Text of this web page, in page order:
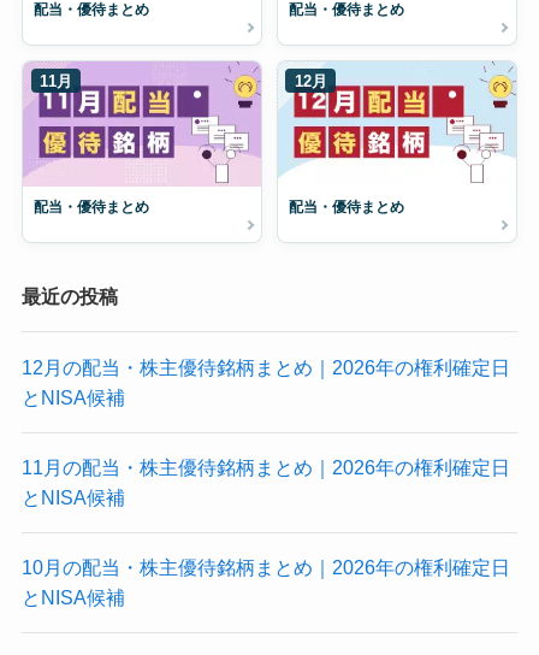
配当・優待まとめ 配当・優待まとめ
11月
配当・優待まとめ
12月
配当・優待まとめ
最近の投稿
12月の配当・株主優待銘柄まとめ｜2026年の権利確定日
とNISA候補
11月の配当・株主優待銘柄まとめ｜2026年の権利確定日
とNISA候補
10月の配当・株主優待銘柄まとめ｜2026年の権利確定日
とNISA候補